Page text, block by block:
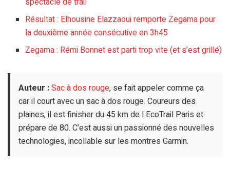
Résultat : Elhousine Elazzaoui remporte Zegama pour
la deuxième année consécutive en 3h45
Zegama : Rémi Bonnet est parti trop vite (et s’est grillé)
Auteur :Sac à dos rouge, se fait appeler comme ça
car il court avec un sac à dos rouge. Coureurs des
plaines, il est finisher du 45 km de l EcoTrail Paris et
prépare de 80. C’est aussi un passionné des nouvelles
technologies, incollable sur les montres Garmin.